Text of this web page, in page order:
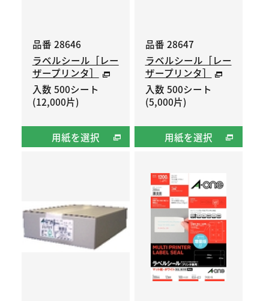
品番 28646
ラベルシール［レー
ザープリンタ］
入数 500シート
(12,000片)
用紙を選択
品番 28647
ラベルシール［レー
ザープリンタ］
入数 500シート
(5,000片)
用紙を選択